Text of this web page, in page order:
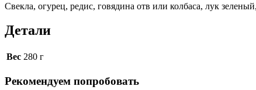
Свекла, огурец, редис, говядина отв или колбаса, лук
Детали
Вес 280 г
Рекомендуем попробовать